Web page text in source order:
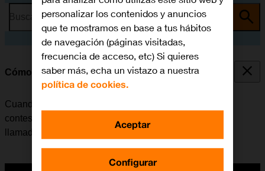
Busca por problema o tema
Cómo desviar las llamadas al contestador
Cuando no se contesta una llamada, esta se desvía al
contestador, donde se recogen los mensajes de las
llamadas.
personalizar los contenidos y anuncios
que te mostramos en base a tus hábitos
de navegación (páginas visitadas,
frecuencia de acceso, etc) Si quieres
saber más, echa un vistazo a nuestra
política de cookies.
Configurar
Aceptar